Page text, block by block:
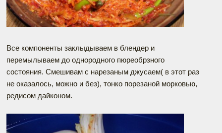
Все компоненты заклыдываем в блендер и
перемылываем до однородного пюреобрзного
состояния. Смешивам с нарезаным джусаем( в этот раз
не оказалось, можно и без), тонко порезаной морковью,
редисом дайконом.